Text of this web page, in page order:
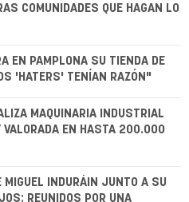
COMUNIDADES QUE HAGAN LO
EN PAMPLONA SU TIENDA DE
'HATERS' TENÍAN RAZÓN"
MAQUINARIA INDUSTRIAL
VALORADA EN HASTA 200.000
MIGUEL INDURÁIN JUNTO A SU
REUNIDOS POR UNA